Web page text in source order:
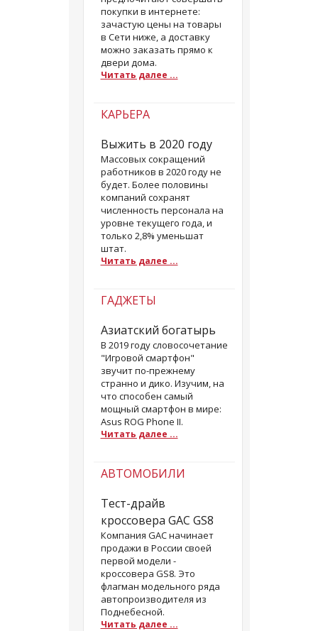
покупки в интернете:
зачастую цены на товары
в Сети ниже, а доставку
можно заказать прямо к
двери дома.
Читать далее ...
КАРЬЕРА
Выжить в 2020 году
Массовых сокращений
работников в 2020 году не
будет. Более половины
компаний сохранят
численность персонала на
уровне текущего года, и
только 2,8% уменьшат
штат.
Читать далее ...
ГАДЖЕТЫ
Азиатский богатырь
В 2019 году словосочетание
"Игровой смартфон"
звучит по-прежнему
странно и дико. Изучим, на
что способен самый
мощный смартфон в мире:
Asus ROG Phone II.
Читать далее ...
АВТОМОБИЛИ
Тест-драйв
кроссовера GAС GS8
Компания GAC начинает
продажи в России своей
первой модели -
кроссовера GS8. Это
флагман модельного ряда
автопроизводителя из
Поднебесной.
Читать далее ...